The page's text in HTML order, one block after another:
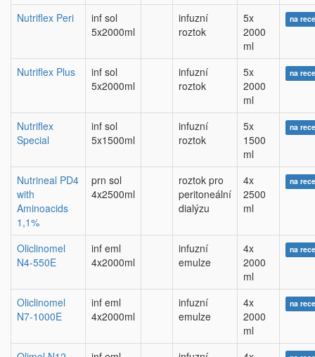
Nutriflex Peri
inf sol
5x2000ml
infuzní
roztok
5x
2000
ml
na
Nutriflex Plus
inf sol
5x2000ml
infuzní
roztok
5x
2000
ml
na
Nutriflex
Special
inf sol
5x1500ml
infuzní
roztok
5x
1500
ml
na
Nutrineal PD4
with
Aminoacids
1,1%
prn sol
4x2500ml
roztok pro
peritoneální
dialýzu
4x
2500
ml
na
Oliclinomel
N4-550E
inf eml
4x2000ml
infuzní
emulze
4x
2000
ml
na
Oliclinomel
N7-1000E
inf eml
4x2000ml
infuzní
emulze
4x
2000
ml
na